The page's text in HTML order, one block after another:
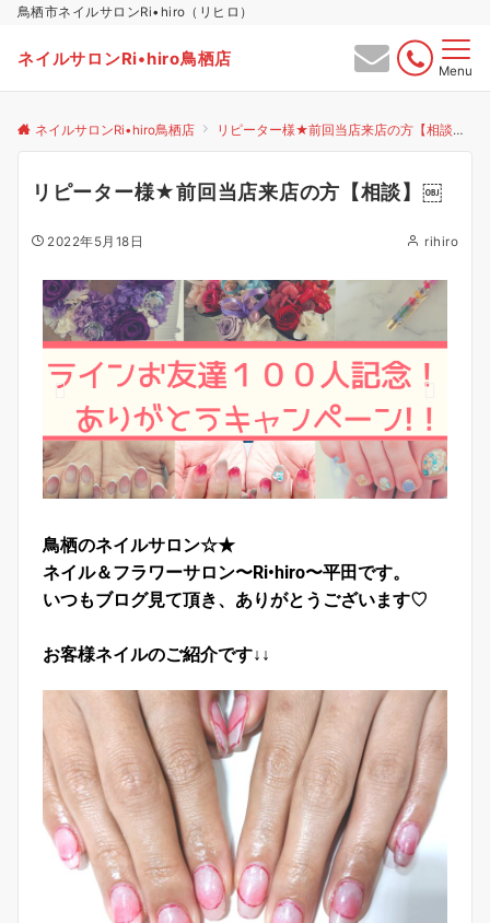
鳥栖市ネイルサロンRi•hiro（リヒロ）
ネイルサロンRi•hiro鳥栖店
Menu
ネイルサロンRi•hiro鳥栖店 リピーター様★前回当店来店の方【相談】
リピーター様★前回当店来店の方【相談】￼
2022年5月18日 rihiro
鳥栖のネイルサロン☆★
ネイル＆フラワーサロン〜Ri•hiro〜平田です。
いつもブログ見て頂き、ありがとうございます♡
お客様ネイルのご紹介です↓↓